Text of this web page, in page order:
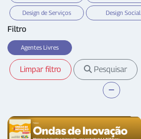
Design de Serviços Design Social
Filtro
Agentes Livres
Limpar filtro Pesquisar